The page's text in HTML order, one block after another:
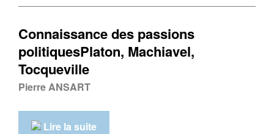
Connaissance des passions
politiquesPlaton, Machiavel,
Tocqueville
Pierre ANSART
Lire la suite